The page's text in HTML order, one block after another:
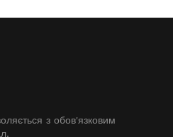
з обов'язковим